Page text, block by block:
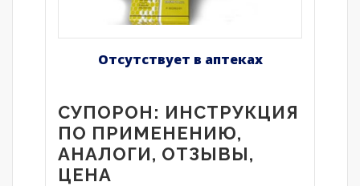
Отсутствует в аптеках
СУПОРОН: ИНСТРУКЦИЯ
ПО ПРИМЕНЕНИЮ,
АНАЛОГИ, ОТЗЫВЫ,
ЦЕНА